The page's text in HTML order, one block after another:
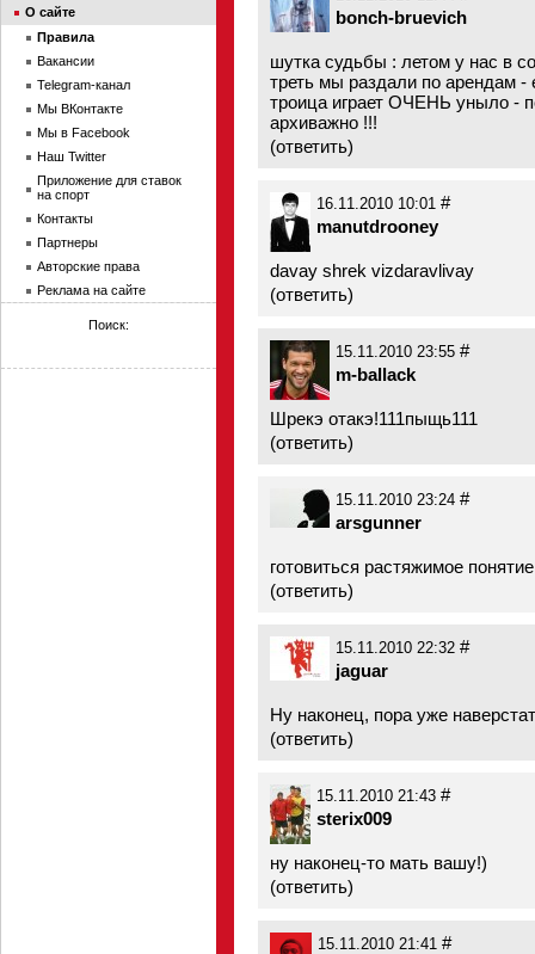
bonch-bruevich
шутка судьбы : летом у нас в
треть мы раздали по арендам -
троица играет ОЧЕНЬ уныло -
архиважно !!!
(ответить)
16.11.2010 10:01 #
manutdrooney
davay shrek vizdaravlivay
(ответить)
15.11.2010 23:55 #
m-ballack
Шрекэ отакэ!111пыщь111
(ответить)
15.11.2010 23:24 #
arsgunner
готовиться растяжимое
(ответить)
15.11.2010 22:32 #
jaguar
Ну наконец, пора уже
(ответить)
15.11.2010 21:43 #
sterix009
ну наконец-то мать вашу!)
(ответить)
15.11.2010 21:41 #
О сайте
Правила
Вакансии
Telegram-канал
Мы ВКонтакте
Мы в Facebook
Наш Twitter
Приложение для ставок
на спорт
Контакты
Партнеры
Авторские права
Реклама на сайте
Поиск: